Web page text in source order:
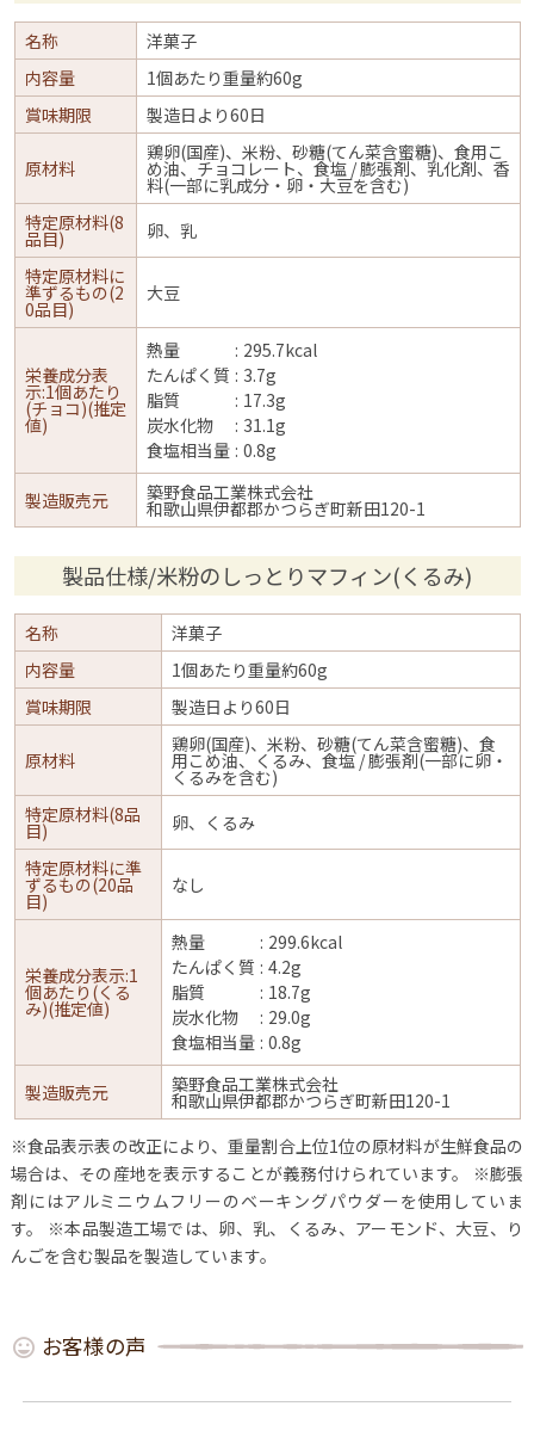
名称
洋菓子
内容量
1個あたり重量約60g
賞味期限
製造日より60日
原材料
鶏卵(国産)、米粉、砂糖(てん菜含蜜糖)、食用こ
め油、チョコレート、食塩 / 膨張剤、乳化剤、香
料(一部に乳成分・卵・大豆を含む)
特定原材料(8
品目)
卵、乳
特定原材料に
準ずるもの(2
0品目)
大豆
栄養成分表
示:1個あたり
(チョコ)(推定
値)
熱量
295.7kcal
たんぱく質
3.7g
脂質
17.3g
炭水化物
31.1g
食塩相当量 0.8g
製造販売元 築野食品工業株式会社
和歌山県伊都郡かつらぎ町新田120-1
製品仕様/米粉のしっとりマフィン(くるみ)
名称
洋菓子
内容量
1個あたり重量約60g
賞味期限
製造日より60日
原材料
鶏卵(国産)、米粉、砂糖(てん菜含蜜糖)、食
用こめ油、くるみ、食塩 / 膨張剤(一部に卵・
くるみを含む)
特定原材料(8品
目)
卵、くるみ
特定原材料に準
ずるもの(20品
目)
なし
栄養成分表示:1
個あたり(くる
み)(推定値)
熱量
299.6kcal
たんぱく質 4.2g
脂質
18.7g
炭水化物
29.0g
食塩相当量 0.8g
製造販売元 築野食品工業株式会社
和歌山県伊都郡かつらぎ町新田120-1
※食品表示表の改正により、重量割合上位1位の原材料が生鮮食品の
場合は、その産地を表示することが義務付けられています。
※膨張
剤にはアルミニウムフリーのベーキングパウダーを使用していま
す。
※本品製造工場では、卵、乳、くるみ、アーモンド、大豆、り
んごを含む製品を製造しています。
お客様の声